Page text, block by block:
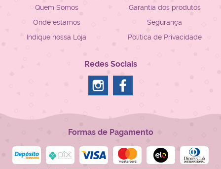
Quem Somos
Onde estamos
Indique nossa Loja
Garantia dos produtos
Segurança
Política de Privacidade
Redes Sociais
Formas de Pagamento